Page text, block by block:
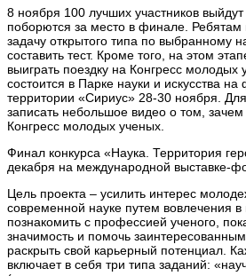
8 ноября 100 лучших участников
поборются за место в финале. Ребятам
задачу открытого типа по выбранному
составить тест. Кроме того, на этом
выиграть поездку на Конгресс молодых
состоится в Парке науки и искусства
территории «Сириус» 28-30 ноября.
записать небольшое видео о том,
Конгресс молодых ученых.
Финал конкурса «Наука. Территория
декабря на международной выставке-
Цель проекта – усилить интерес
современной науке путем вовлечения
познакомить с профессией ученого,
значимость и помочь
раскрыть свой карьерный потенциал.
включает в себя три типа заданий: